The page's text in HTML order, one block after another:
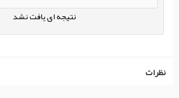
نتیجه ای یافت نشد
نظرات